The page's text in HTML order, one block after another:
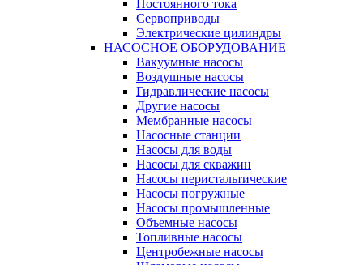
Постоянного тока
Сервоприводы
Электрические цилиндры
НАСОСНОЕ ОБОРУДОВАНИЕ
Вакуумные насосы
Воздушные насосы
Гидравлические насосы
Другие насосы
Мембранные насосы
Насосные станции
Насосы для воды
Насосы для скважин
Насосы перистальтические
Насосы погружные
Насосы промышленные
Объемные насосы
Топливные насосы
Центробежные насосы